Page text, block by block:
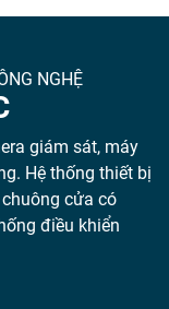
NGHỆ
giám sát, máy
Hệ thống thiết bị
cửa có
điều khiển